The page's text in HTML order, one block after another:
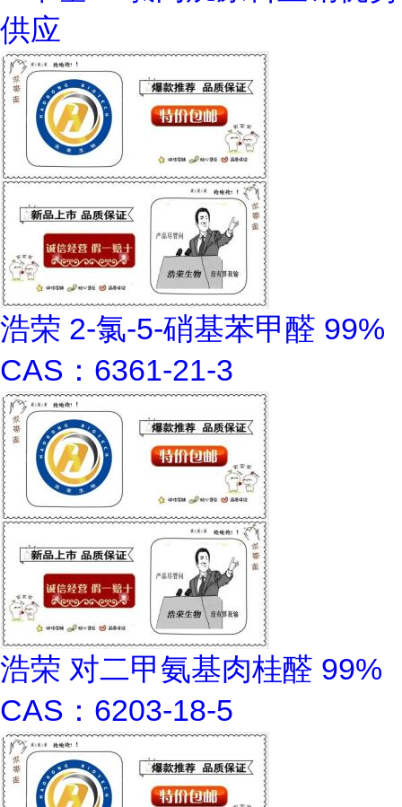
供应
浩荣 2-氯-5-硝基苯甲醛 99%
CAS：6361-21-3
浩荣 对二甲氨基肉桂醛 99%
CAS：6203-18-5